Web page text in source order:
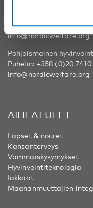
Puhelin:+46 8 545 536
info@nordicwelfare.org
Pohjoismainen
Puhelin: +358 (0)20
info@nordicwelfare.org
AIHEALUEET
Lapset & nouret
Kansanterveys
Vammaiskysymykset
Hyvinvointiteknologia
Iäkkäät
Maahanmuuttajien